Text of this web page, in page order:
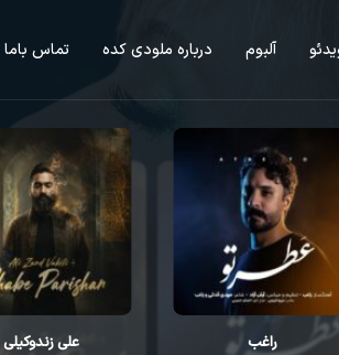
آلبوم درباره ملودی کده تماس باما
راغب
علی زندوکیلی